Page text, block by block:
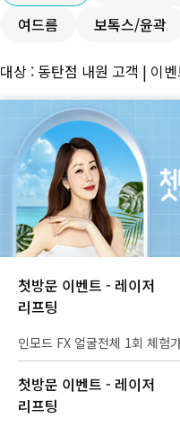
여드름
보톡스/윤곽
대상 : 동탄점 내원 고객 | 이
첫방문 이벤트 - 레이저
리프팅
인모드 FX 얼굴전체 1회 체험
첫방문 이벤트 - 레이저
리프팅